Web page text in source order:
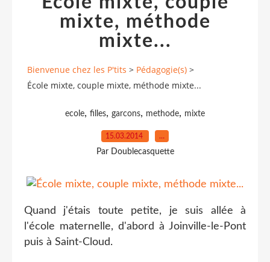
mixte, méthode
mixte...
Bienvenue chez les P'tits > Pédagogie(s) >
École mixte, couple mixte, méthode mixte...
ecole, filles, garcons, methode, mixte
15.03.2014 …
Par Doublecasquette
Quand j'étais toute petite, je suis allée à
l'école maternelle, d'abord à Joinville-le-Pont
puis à Saint-Cloud.